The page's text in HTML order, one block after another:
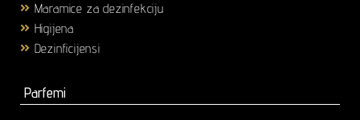
Maramice za dezinfekciju
Higijena
Dezinficijensi
Parfemi